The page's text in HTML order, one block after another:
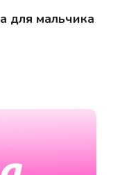
для мальчика